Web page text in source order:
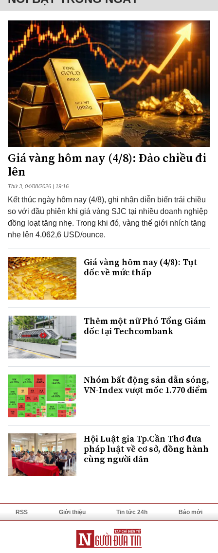
Giá vàng hôm nay (4/8): Đảo chiều đi
lên
Thứ 3, 04/08/2026 | 19:16
Kết thúc ngày hôm nay (4/8), ghi nhận diễn biến trái chiều
so với đầu phiên khi giá vàng SJC tại nhiều doanh nghiệp
đồng loạt tăng nhẹ. Trong khi đó, vàng thế giới nhích tăng
nhẹ lên 4.062,6 USD/ounce.
Giá vàng hôm nay (4/8): Tụt
dốc về mức thấp
Thêm một nữ Phó Tổng Giám
đốc tại Techcombank
Nhóm bất động sản dẫn sóng,
VN-Index vượt mốc 1.770 điểm
Hội Luật gia Tp.Cần Thơ đưa
pháp luật về cơ sở, đồng hành
cùng người dân
RSS Giới thiệu Tin tức 24h Báo mới